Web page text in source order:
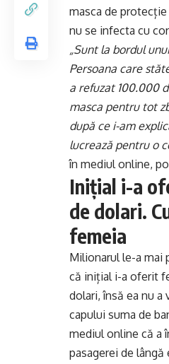
masca de
nu se infecta cu
„Sunt la bordul
Persoana care
a refuzat 100.000
masca pentru tot
după ce i-am
lucrează pentru o
în mediul online,
Inițial i-a
de dolari.
femeia
Milionarul le-a mai
că inițial i-a oferit
dolari, însă ea nu a
capului suma de
mediul online că a
pasagerei de